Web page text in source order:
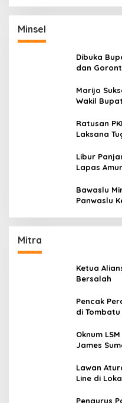
Minsel
Dibuka
dan
Marijo
Wakil
Ratusan
Laksana
Libur
Lapas
Bawaslu
Panwaslu
Mitra
Ketua
Bersalah
Pencak
di Tombatu
Oknum
James
Lawan
Line di
Pengurus